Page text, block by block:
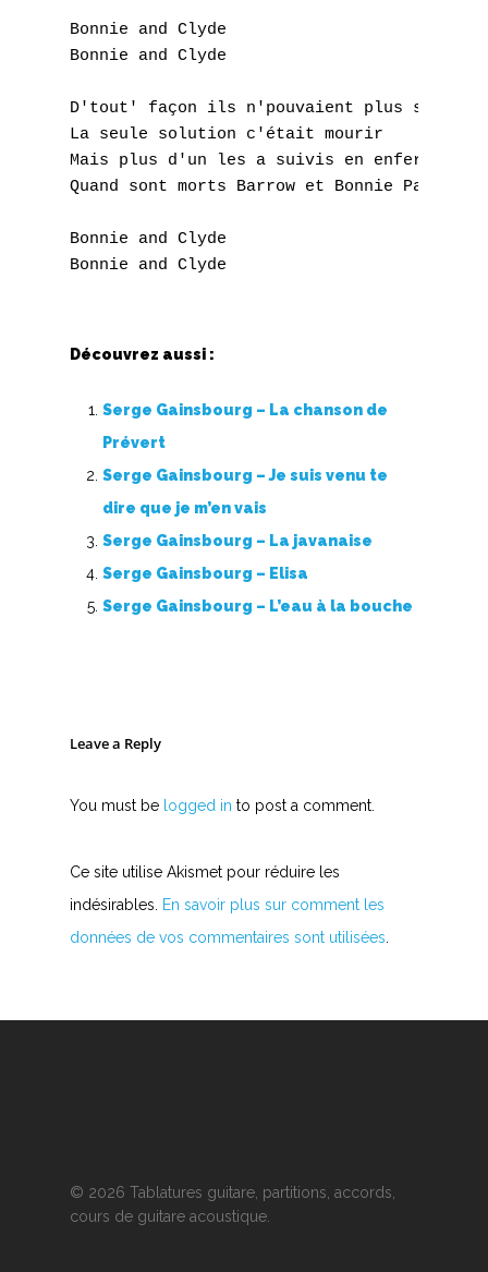
Bonnie and Clyde
Bonnie and Clyde
D'tout' façon ils n'pouvaient plus s'en
La seule solution c'était mourir
Mais plus d'un les a suivis en enfer
Quand sont morts Barrow et Bonnie Parker
Bonnie and Clyde
Découvrez aussi :
Serge Gainsbourg – La chanson de
Prévert
Serge Gainsbourg – Je suis venu te
dire que je m’en vais
Serge Gainsbourg – La javanaise
Serge Gainsbourg – Elisa
Serge Gainsbourg – L’eau à la bouche
Leave a Reply
You must be logged in to post a comment.
Ce site utilise Akismet pour réduire les
indésirables.
En savoir plus sur comment les
données de vos commentaires sont utilisées
© 2026 Tablatures guitare, partitions, accords,
cours de guitare acoustique.
Nouvelles tabs
Top 100